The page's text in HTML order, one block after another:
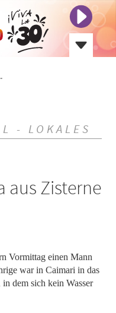
- LOKALES
aus Zisterne
Vormittag einen Mann
war in Caimari in das
dem sich kein Wasser